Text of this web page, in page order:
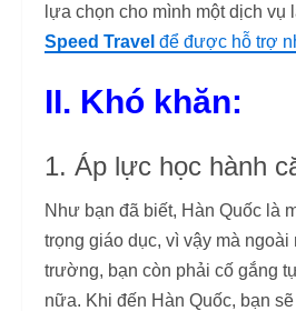
lựa chọn cho mình một dịch
Speed Travel để được hỗ trợ
II. Khó khăn:
1. Áp lực học hành
Như bạn đã biết, Hàn Quốc là
trọng giáo dục, vì vậy mà
trường, bạn còn phải cố gắng
nữa. Khi đến Hàn Quốc, bạn